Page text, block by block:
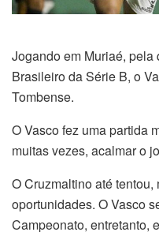
Jogando em Muriaé,
Brasileiro da Série B, o
Tombense.
O Vasco fez uma partida
muitas vezes, acalmar o
O Cruzmaltino até
oportunidades. O Vasco
Campeonato, entretanto,